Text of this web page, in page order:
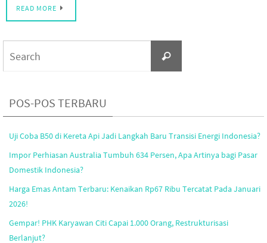
READ MORE
Search
POS-POS TERBARU
Uji Coba B50 di Kereta Api Jadi Langkah Baru Transisi Energi Indonesia?
Impor Perhiasan Australia Tumbuh 634 Persen, Apa Artinya bagi Pasar
Domestik Indonesia?
Harga Emas Antam Terbaru: Kenaikan Rp67 Ribu Tercatat Pada Januari
2026!
Gempar! PHK Karyawan Citi Capai 1.000 Orang, Restrukturisasi
Berlanjut?